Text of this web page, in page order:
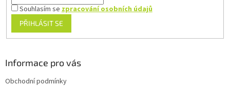
Souhlasím sezpracování osobních údajů
PŘIHLÁSIT SE
Informace pro vás
Obchodní podmínky